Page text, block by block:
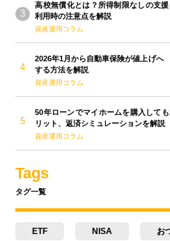
高校無償化とは？所得制限なしの支
利用時の注意点を解説
資産運用コラム
2026年1月から自動車保険が値上げ
する方法を解説
資産運用コラム
50年ローンでマイホームを購入して
リット、返済シミュレーションを解説
資産運用コラム
Tags
タグ一覧
ETF NISA お